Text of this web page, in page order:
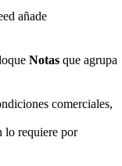
añade
Notas que agrupa
comerciales,
lo requiere por